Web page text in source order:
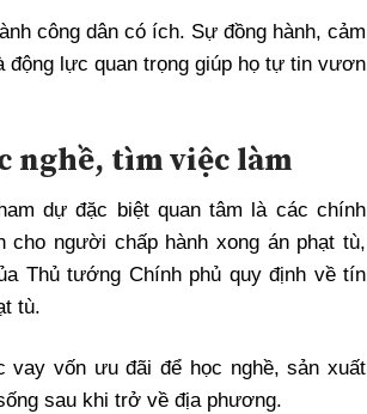
công dân có ích. Sự đồng hành, cảm
lực quan trọng giúp họ tự tin vươn
nghề, tìm việc làm
dự đặc biệt quan tâm là các chính
cho người chấp hành xong án phạt tù,
Thủ tướng Chính phủ quy định về tín
tù.
vốn ưu đãi để học nghề, sản xuất
sau khi trở về địa phương.